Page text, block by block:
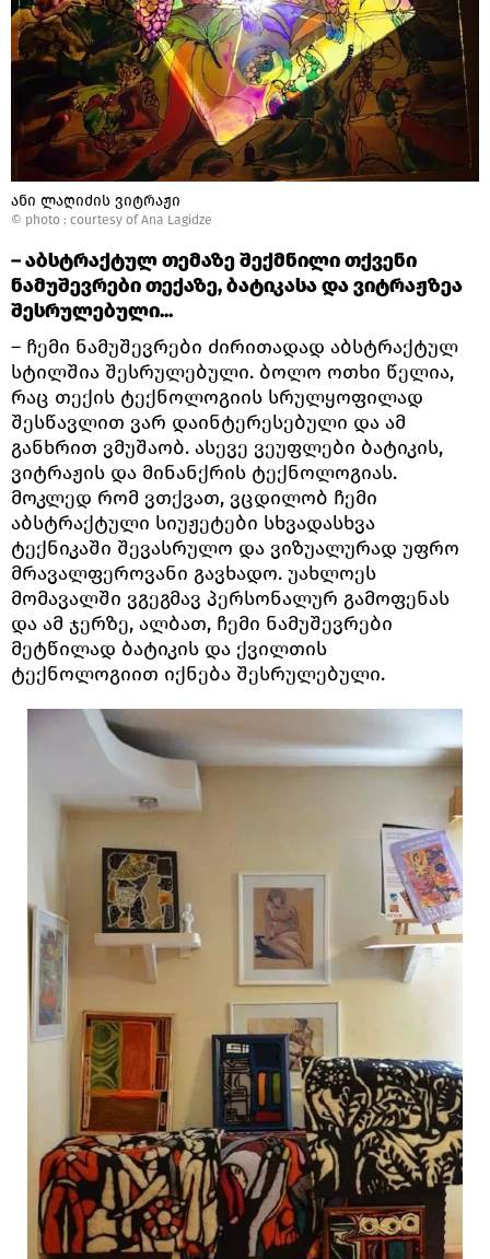
ანი ლაღიძის ვიტრაჟი
© photo : courtesy of Ana Lagidze
– აბსტრაქტულ თემაზე შექმნილი თქვენი
ნამუშევრები თექაზე, ბატიკასა და ვიტრაჟზეა
შესრულებული...
– ჩემი ნამუშევრები ძირითადად აბსტრაქტულ
სტილშია შესრულებული. ბოლო ოთხი წელია,
რაც თექის ტექნოლოგიის სრულყოფილად
შესწავლით ვარ დაინტერესებული და ამ
განხრით ვმუშაობ. ასევე ვეუფლები ბატიკის,
ვიტრაჟის და მინანქრის ტექნოლოგიას.
მოკლედ რომ ვთქვათ, ვცდილობ ჩემი
აბსტრაქტული სიუჟეტები სხვადასხვა
ტექნიკაში შევასრულო და ვიზუალურად უფრო
მრავალფეროვანი გავხადო. უახლოეს
მომავალში ვგეგმავ პერსონალურ გამოფენას
და ამ ჯერზე, ალბათ, ჩემი ნამუშევრები
მეტწილად ბატიკის და ქვილთის
ტექნოლოგიით იქნება შესრულებული.